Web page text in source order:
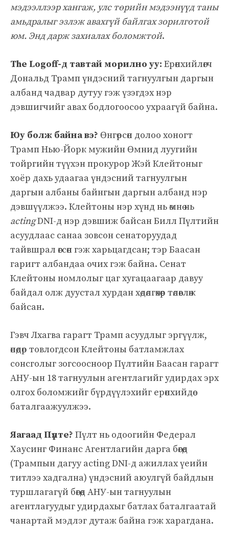
мэдээллээр хангаж, улс төрийн мэдээнүүд таны
амьдралыг эзлэж авахгүй байлгах зорилготой
юм. Энд дарж захиалах боломжтой.
The Logoff-д тавтай морилно уу: Ерөнхийлөгч
Дональд Трамп үндэсний тагнуулгын даргын
албанд чадвар дутуу гэж үзэгдэх нэр
дэвшигчийг авах бодлогоосоо ухраагүй байна.
Юу болж байна вэ? Өнгөрсөн долоо хоногт
Трамп Нью-Йорк мужийн Өмнид луугийн
тойргийн түүхэн прокурор Жэй Клейтоныг
хоёр дахь удаагаа үндэсний тагнуулгын
даргын албаны байнгын даргын албанд нэр
дэвшүүлжээ. Клейтоны нэр хүнд нь өмнө нь
actingDNI-д нэр дэвшиж байсан Билл Пүлтийн
асуудлаас санаа зовсон сенаторуудад
тайвшрал өгсөн гэж харьцагдсан; тэр Баасан
гаригт албандаа очих гэж байна. Сенат
Клейтоны номлолыг цаг хугацаагаар давуу
байдал олж дуустал хурдан хөдөлгөхөөр төлөвлөж
байсан.
Гэвч Лхагва гарагт Трамп асуудлыг эргүүлж,
өнөөдөр товлогдсон Клейтоны батламжлах
сонсголыг зогсоосноор Пүлтийн Баасан гарагт
АНУ-ын 18 тагнуулын агентлагийг удирдах эрх
олгох боломжийг бүрдүүлэхийг ерөнхийдөө
баталгаажуулжээ.
Яагаад Пүлте? Пүлт нь одоогийн Федерал
Хаусинг Финанс Агентлагийн дарга бөгөөд
(Трампын дагуу acting DNI-д ажиллах үеийн
титлээ хадгална) үндэсний аюулгүй байдлын
туршлагагүй бөгөөд АНУ-ын тагнуулын
агентлагуудыг удирдахыг батлах баталгаатай
чанартай мэдлэг дутаж байна гэж харагдана.